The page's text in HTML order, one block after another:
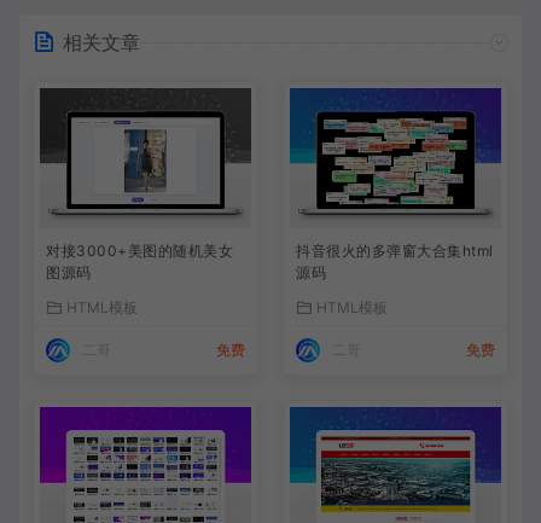
相关文章
对接3000+美图的随机美女
图源码
HTML模板
免费
抖音很火的多弹窗大合集html
源码
HTML模板
免费